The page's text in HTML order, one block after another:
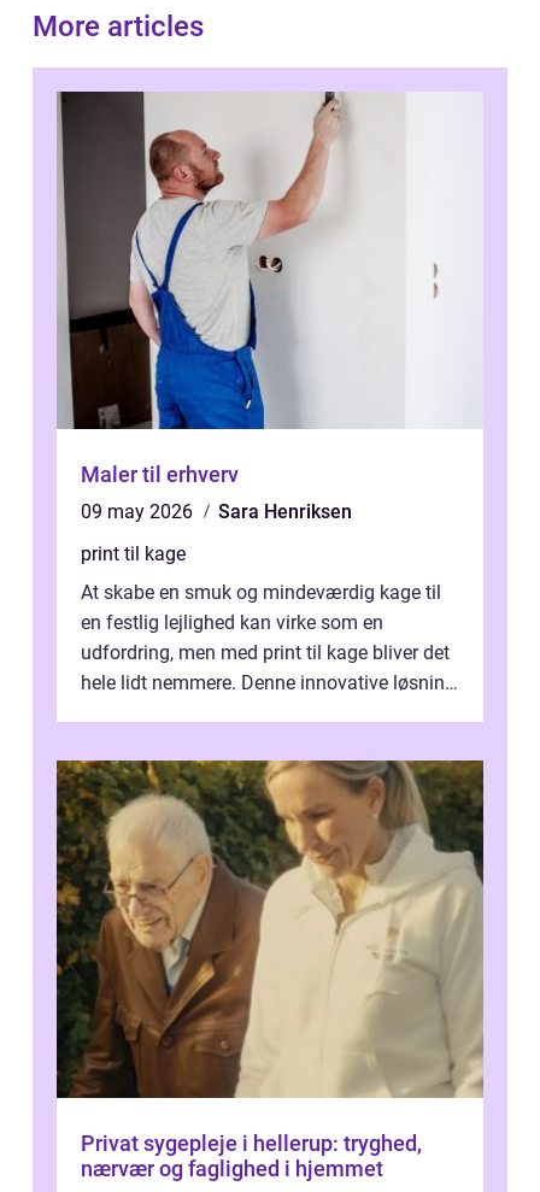
More articles
Maler til erhverv
09 may 2026
Sara Henriksen
print til kage
At skabe en smuk og mindeværdig kage til
en festlig lejlighed kan virke som en
udfordring, men med print til kage bliver det
hele lidt nemmere. Denne innovative løsning
Privat sygepleje i hellerup: tryghed,
nærvær og faglighed i hjemmet